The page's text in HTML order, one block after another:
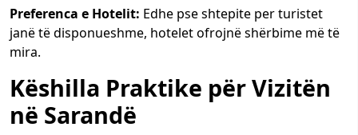
Preferenca e Hotelit: Edhe pse shtepite per turistet
janë të disponueshme, hotelet ofrojnë shërbime më të
mira.
Këshilla Praktike për Vizitën
në Sarandë